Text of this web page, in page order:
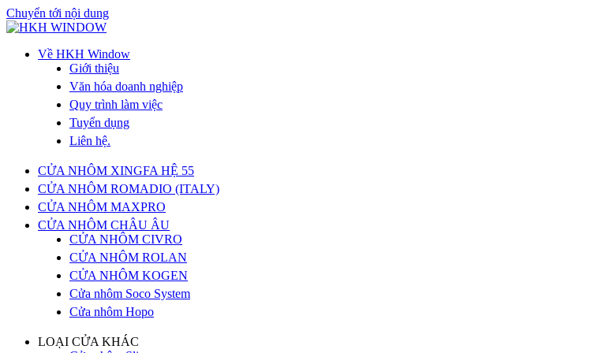
Chuyển tới nội dung
Về HKH Window
Giới thiệu
Văn hóa doanh nghiệp
Quy trình làm việc
Tuyển dụng
Liên hệ.
CỬA NHÔM XINGFA HỆ 55
CỬA NHÔM ROMADIO (ITALY)
CỬA NHÔM MAXPRO
CỬA NHÔM CHÂU ÂU
CỬA NHÔM CIVRO
CỬA NHÔM ROLAN
CỬA NHÔM KOGEN
Cửa nhôm Soco System
Cửa nhôm Hopo
LOẠI CỬA KHÁC